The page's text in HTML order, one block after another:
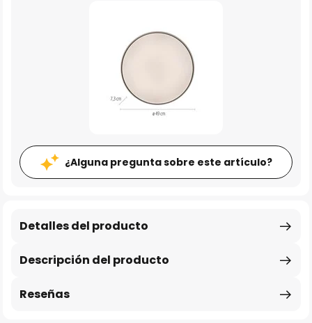
¿Alguna pregunta sobre este artículo?
Descripción del producto
Detalles del producto
Reseñas